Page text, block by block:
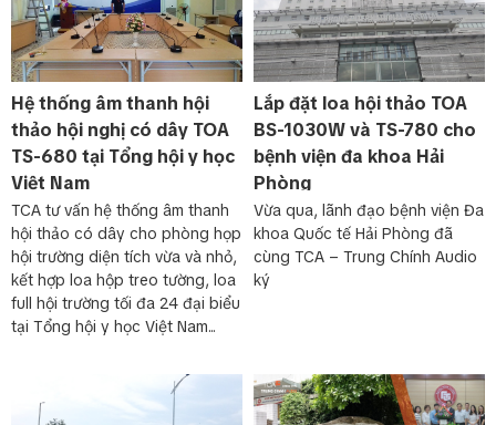
Hệ thống âm thanh hội
thảo hội nghị có dây TOA
TS-680 tại Tổng hội y học
Việt Nam
TCA tư vấn hệ thống âm thanh
hội thảo có dây cho phòng họp
hội trường diện tích vừa và nhỏ,
kết hợp loa hộp treo tường, loa
full hội trường tối đa 24 đại biểu
tại Tổng hội y học Việt Nam...
Lắp đặt loa hội thảo TOA
BS-1030W và TS-780 cho
bệnh viện đa khoa Hải
Phòng
Vừa qua, lãnh đạo bệnh viện Đa
khoa Quốc tế Hải Phòng đã
cùng TCA – Trung Chính Audio
ký